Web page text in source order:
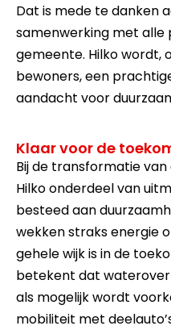
Dat is mede te danken
samenwerking met alle
gemeente. Hilko wordt,
bewoners, een
aandacht voor
Klaar voor de
Bij de transformatie
Hilko onderdeel van
besteed aan
wekken straks energie
gehele wijk is in de
betekent dat
als mogelijk wordt
mobiliteit met